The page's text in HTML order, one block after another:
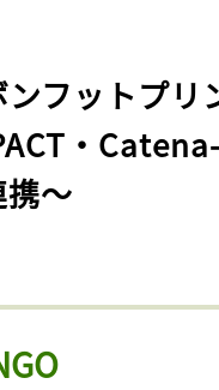
ンフットプリ
・
〜